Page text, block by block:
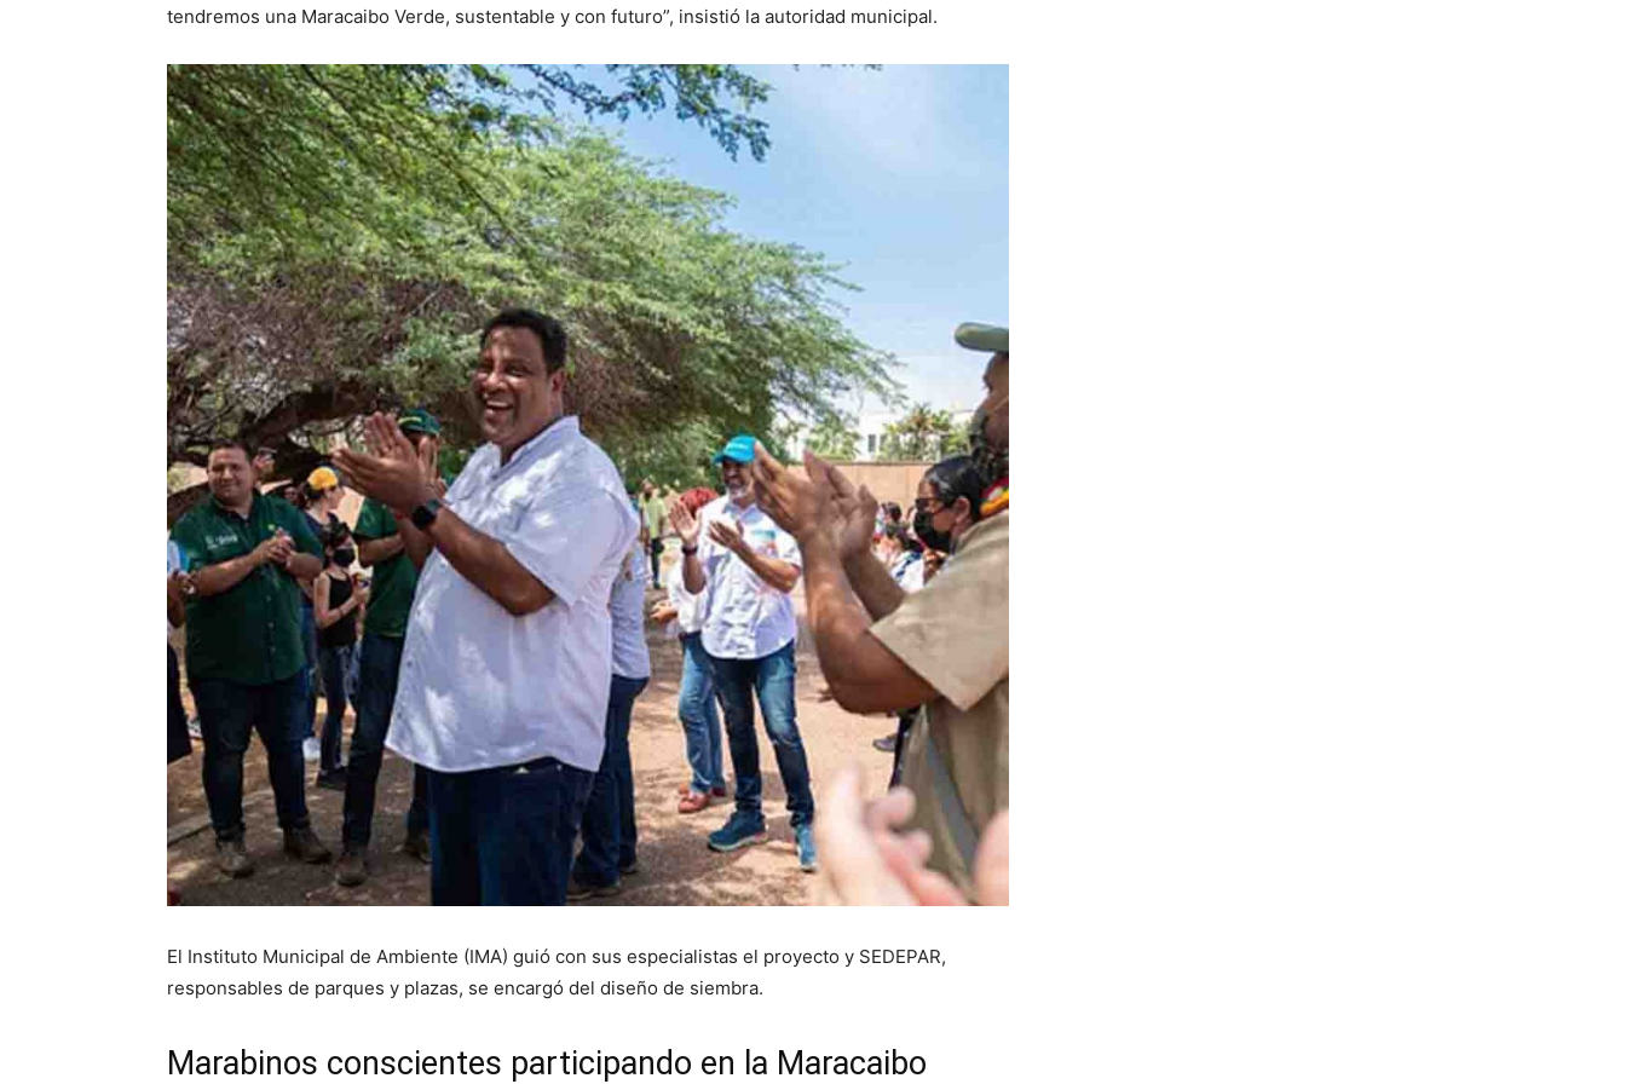
tendremos una Maracaibo Verde, sustentable y con futuro”, insistió la autoridad municipal.
El Instituto Municipal de Ambiente (IMA) guió con sus especialistas el proyecto y SEDEPAR,
responsables de parques y plazas, se encargó del diseño de siembra.
Marabinos conscientes participando en la Maracaibo